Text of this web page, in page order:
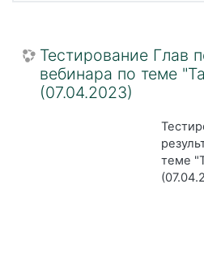
Тестирование Глав
вебинара по теме
(07.04.2023)
теме